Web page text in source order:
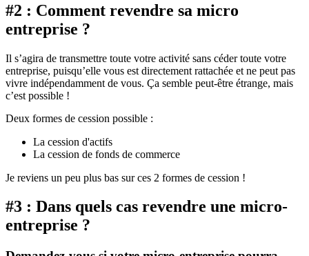
#2 : Comment revendre sa micro
entreprise ?
Il s’agira de transmettre toute votre activité sans céder toute votre
entreprise, puisqu’elle vous est directement rattachée et ne peut pas
vivre indépendamment de vous. Ça semble peut-être étrange, mais
c’est possible !
Deux formes de cession possible :
La cession d'actifs
La cession de fonds de commerce
Je reviens un peu plus bas sur ces 2 formes de cession !
#3 : Dans quels cas revendre une micro-
entreprise ?